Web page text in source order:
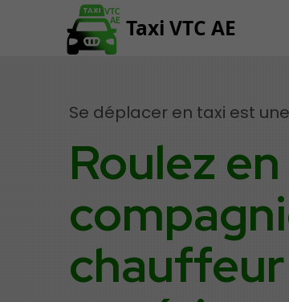
VTC
AE Taxi VTC AE
Se déplacer en taxi est une
Roulez en
chauffeur